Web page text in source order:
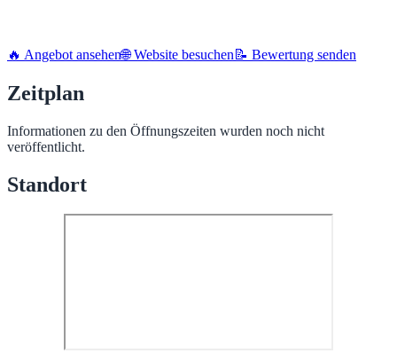
🔥 Angebot ansehen🌐 Website besuchen 📝 Bewertung senden
Zeitplan
Informationen zu den Öffnungszeiten wurden noch nicht
veröffentlicht.
Standort